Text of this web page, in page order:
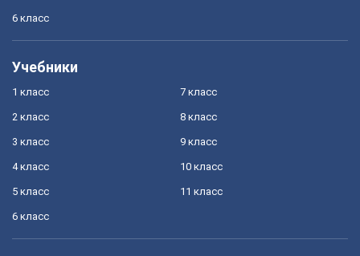
6 класс
Учебники
1 класс
2 класс
3 класс
4 класс
5 класс
6 класс
7 класс
8 класс
9 класс
10 класс
11 класс